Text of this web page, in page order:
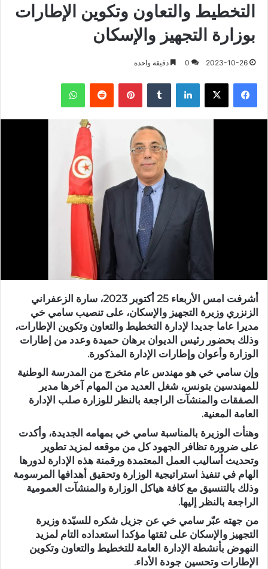
التخطيط والتعاون وتكوين الإطارات
بوزارة التجهيز والإسكان
2023-10-26
0 دقيقة واحدة
فيسبوك X لينكدإن بينتيريست واتساب
أشرفت امس الأربعاء 25 أكتوبر 2023، سارة الزعفراني
الزنزري وزيرة التجهيز والإسكان، على تنصيب سامي خي
مديرا عاما جديدا لإدارة التخطيط والتعاون وتكوين الإطارات،
وذلك بحضور رئيس الديوان برهان حميدة وعدد من إطارات
الوزارة وأعوان وإطارات الإدارة المذكورة.
وإن سامي خي هو مهندس عام متخرج من المدرسة الوطنية
للمهندسين بتونس، شغل العديد من المهام آخرها مدير
الصفقات والمنشآت الراجعة بالنظر للوزارة صلب الإدارة
العامة المعنية.
وهنأت الوزيرة بالمناسبة سامي خي بمهامه الجديدة، وأكدت
على ضرورة تظافر الجهود كل من موقعه لمزيد تطوير
وتحديث أساليب العمل المعتمدة ورقمنة هذه الإدارة لدورها
الهام في تنفيذ استراتيجية الوزارة وتحقيق أهدافها المرسومة
وذلك بالتنسيق مع كافة هياكل الوزارة والمنشآت العمومية
الراجعة بالنظر إليها.
من جهته عبّر سامي خي عن جزيل شكره للسيّدة وزيرة
التجهيز والإسكان على ثقتها مؤكدا استعداده التام لمزيد
النهوض بأنشطة الإدارة العامة للتخطيط والتعاون وتكوين
الإطارات وتحسين جودة الأداء.